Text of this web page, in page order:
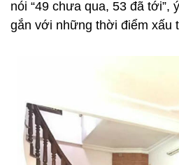
nói “49 chưa qua, 53 đã tới”,
gắn với những thời điểm xấu